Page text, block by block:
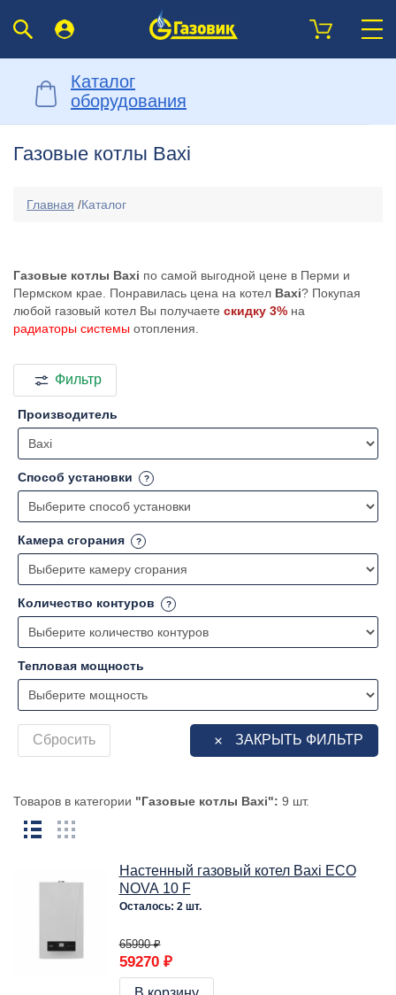
Каталог
оборудования
Газовые котлы Baxi
Главная /Каталог
Газовые котлы Baxi по самой выгодной цене в Перми и
Пермском крае. Понравилась цена на котел Baxi? Покупая
любой газовый котел Вы получаете скидку 3% на
радиаторы системы отопления.
Фильтр
Производитель
Способ установки
Камера сгорания
Количество контуров
Тепловая мощность
Сбросить ЗАКРЫТЬ ФИЛЬТР
Товаров в категории "Газовые котлы Baxi": 9 шт.
Настенный газовый котел Baxi ECO
NOVA 10 F
Осталось: 2 шт.
65990 ₽
59270 ₽